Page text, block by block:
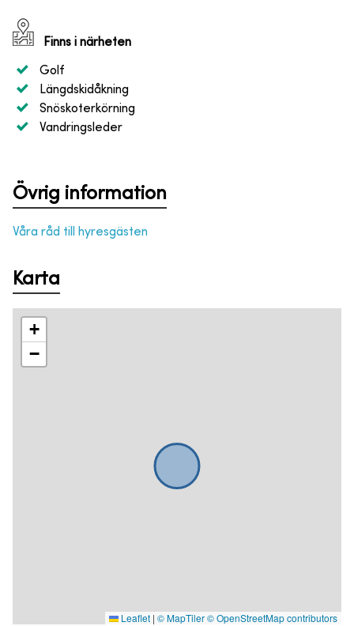
Finns i närheten
Golf
Längdskidåkning
Snöskoterkörning
Vandringsleder
Övrig information
Våra råd till hyresgästen
Karta
+
−
Leaflet | © MapTiler© OpenStreetMap contributors